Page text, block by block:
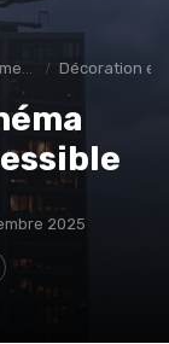
Décoration et
2025